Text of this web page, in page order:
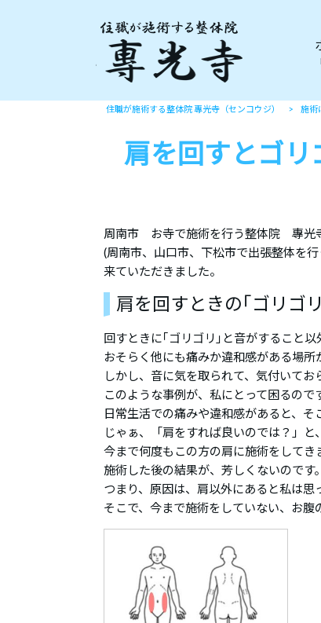
住職が施術する整体院 專光寺（センコウジ） > 施術
肩を回すとゴリ
周南市 お寺で施術を行う整体院 專光寺
(周南市、山口市、下松市で出張整体を行
来ていただきました。
肩を回すときの｢ゴリゴ
回すときに｢ゴリゴリ｣と音がすること以
おそらく他にも痛みか違和感がある場所
しかし、音に気を取られて、気付いてお
このような事例が、私にとって困るのです
日常生活での痛みや違和感があると、そ
じゃぁ、「肩をすれば良いのでは？」と
今まで何度もこの方の肩に施術をしてき
施術した後の結果が、芳しくないのです。
つまり、原因は、肩以外にあると私は思
そこで、今まで施術をしていない、お腹